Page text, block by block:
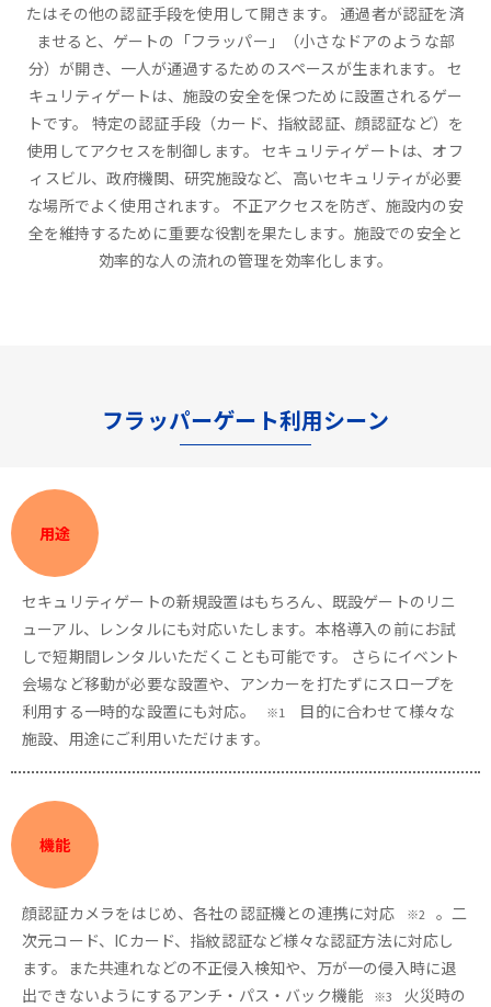
たはその他の認証手段を使用して開きます。 通過者が認証を済
ませると、ゲートの「フラッパー」（小さなドアのような部
分）が開き、一人が通過するためのスペースが生まれます。 セ
キュリティゲートは、施設の安全を保つために設置されるゲー
トです。 特定の認証手段（カード、指紋認証、顔認証など）を
使用してアクセスを制御します。 セキュリティゲートは、オフ
ィスビル、政府機関、研究施設など、高いセキュリティが必要
な場所でよく使用されます。 不正アクセスを防ぎ、施設内の安
全を維持するために重要な役割を果たします。施設での安全と
効率的な人の流れの管理を効率化します。
フラッパーゲート利用シーン
用途
セキュリティゲートの新規設置はもちろん、既設ゲートのリニ
ューアル、レンタルにも対応いたします。本格導入の前にお試
しで短期間レンタルいただくことも可能です。 さらにイベント
会場など移動が必要な設置や、アンカーを打たずにスロープを
利用する一時的な設置にも対応。
※1
目的に合わせて様々な
施設、用途にご利用いただけます。
機能
顔認証カメラをはじめ、各社の認証機との連携に対応 ※2
。二
次元コード、ICカード、指紋認証など様々な認証方法に対応し
ます。また共連れなどの不正侵入検知や、万が一の侵入時に退
出できないようにするアンチ・パス・バック機能
※3
火災時の